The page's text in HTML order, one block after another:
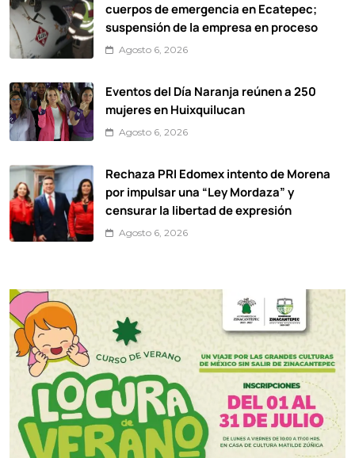
cuerpos de emergencia en Ecatepec;
suspensión de la empresa en proceso
Agosto 6, 2026
Eventos del Día Naranja reúnen a 250
mujeres en Huixquilucan
Agosto 6, 2026
Rechaza PRI Edomex intento de Morena
por impulsar una “Ley Mordaza” y
censurar la libertad de expresión
Agosto 6, 2026